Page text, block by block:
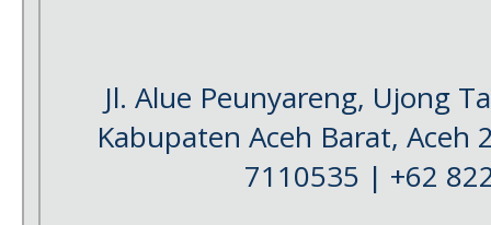
Jl. Alue Peunyareng, Ujong
Kabupaten Aceh Barat, Aceh
7110535 | +62